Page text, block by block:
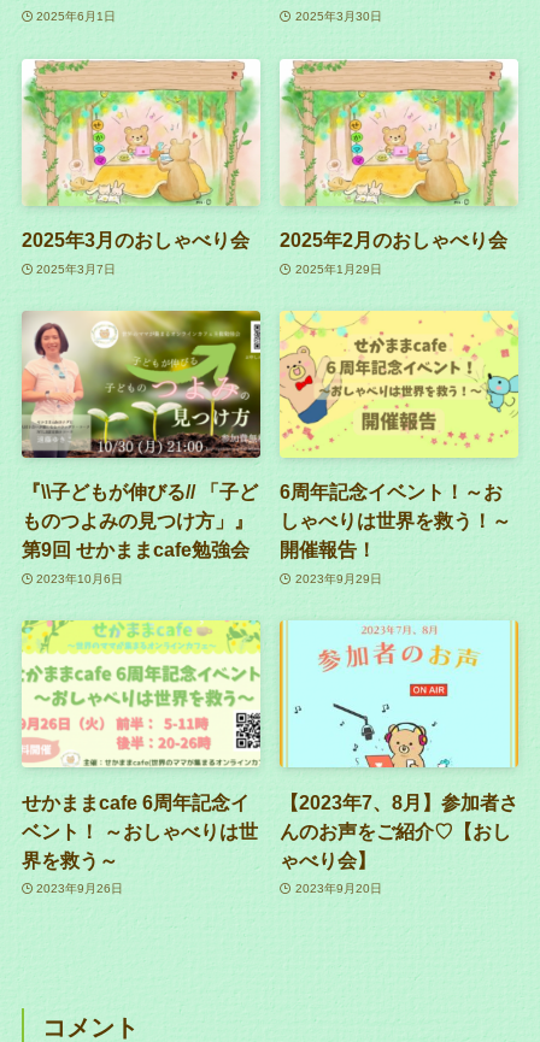
2025年6月1日 2025年3月30日
2025年3月のおしゃべり会
2025年3月7日
2025年2月のおしゃべり会
2025年1月29日
『\\子どもが伸びる// 「子ど
ものつよみの見つけ方」』
第9回 せかままcafe勉強会
2023年10月6日
6周年記念イベント！～お
しゃべりは世界を救う！～
開催報告！
2023年9月29日
せかままcafe 6周年記念イ
ベント！ ～おしゃべりは世
界を救う～
2023年9月26日
【2023年7、8月】参加者さ
んのお声をご紹介♡【おし
ゃべり会】
2023年9月20日
コメント